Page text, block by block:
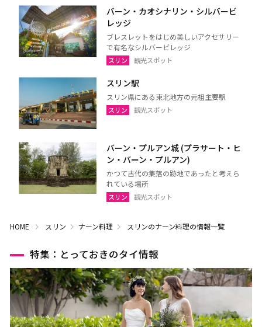
バーン・カオシナリン・シルバービ
レッジ
ブレスレットをはじめ美しいアクセサリー
で有名なシルバービレッジ
スリン 観光スポット
スリン駅
スリン県にある東北地方の元祖主要駅
スリン 観光スポット
バーン・プルアン城 (プラサート・ヒ
ン・バーン・プルアン)
かつて古代の集落の跡地であったと考えら
れている場所
スリン 観光スポット
HOME スリン ナーン料理 スリンのナーン料理の情報一覧
特集：とっておきのタイ情報